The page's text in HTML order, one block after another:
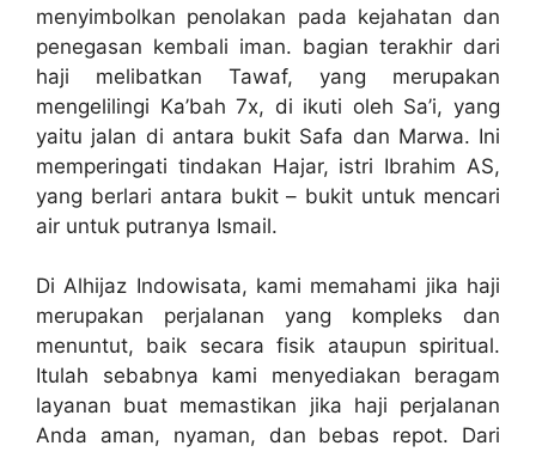
menyimbolkan penolakan pada kejahatan dan
penegasan kembali iman. bagian terakhir dari
haji melibatkan Tawaf, yang merupakan
mengelilingi Ka’bah 7x, di ikuti oleh Sa’i, yang
yaitu jalan di antara bukit Safa dan Marwa. Ini
memperingati tindakan Hajar, istri Ibrahim AS,
yang berlari antara bukit – bukit untuk mencari
air untuk putranya Ismail.
Di Alhijaz Indowisata, kami memahami jika haji
merupakan perjalanan yang kompleks dan
menuntut, baik secara fisik ataupun spiritual.
Itulah sebabnya kami menyediakan beragam
layanan buat memastikan jika haji perjalanan
Anda aman, nyaman, dan bebas repot. Dari